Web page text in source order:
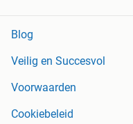
Blog
Veilig en Succesvol
Voorwaarden
Cookiebeleid